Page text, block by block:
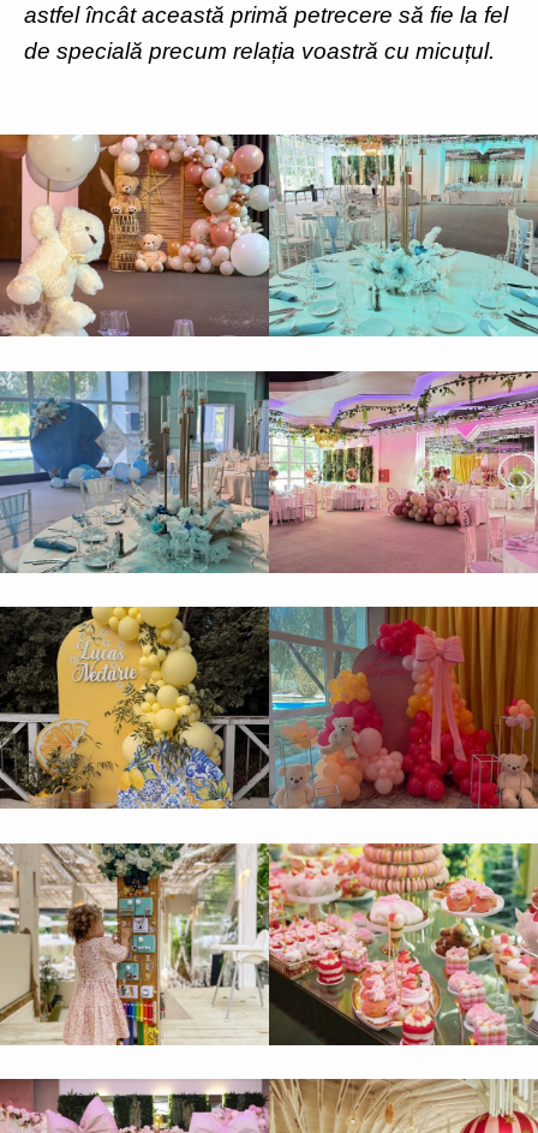
astfel încât această primă petrecere să fie la fel
de specială precum relația voastră cu micuțul.